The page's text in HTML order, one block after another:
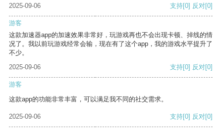
2025-09-06
支持[0] 反对[0]
游客
这款加速器app的加速效果非常好，玩游戏再也不会出现卡顿、掉线的情
况了。我以前玩游戏经常会输，现在有了这个app，我的游戏水平提升了
不少。
2025-09-06
支持[0] 反对[0]
游客
这款app的功能非常丰富，可以满足我不同的社交需求。
2025-09-06 支持[0] 反对[0]